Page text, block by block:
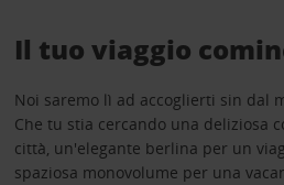
Il tuo viaggio
Noi saremo lì ad accoglierti sin dal
Che tu stia cercando una deliziosa
città, un'elegante berlina per un
spaziosa monovolume per una